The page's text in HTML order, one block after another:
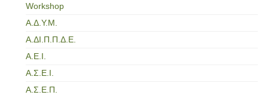
Workshop
Α.Δ.Υ.Μ.
Α.ΔΙ.Π.Π.Δ.Ε.
Α.Ε.Ι.
Α.Σ.Ε.Ι.
Α.Σ.Ε.Π.